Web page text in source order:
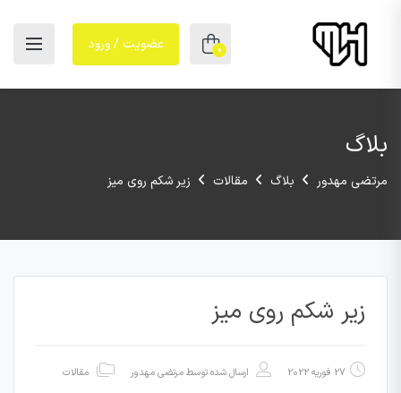
0 عضویت / ورود
بلاگ
مرتضی مهدور بلاگ مقالات زیر شکم روی میز
زیر شکم روی میز
27 فوریه 2022 ارسال شده توسطمرتضی مهدور مقالات